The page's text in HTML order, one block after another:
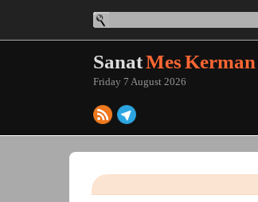
SanatMes Kerman
Friday 7 August 2026